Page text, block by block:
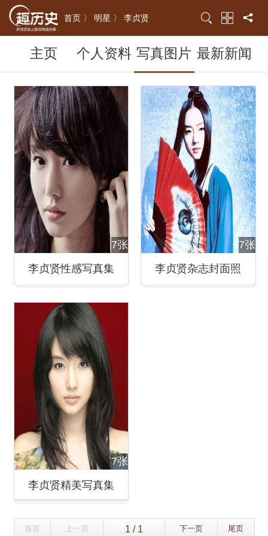
首页 〉 明星 〉 李贞贤
主页 个人资料 写真图片 最新新闻
7张
李贞贤性感写真集
7张
李贞贤杂志封面照
7张
李贞贤精美写真集
首页 上一页 下一页 尾页